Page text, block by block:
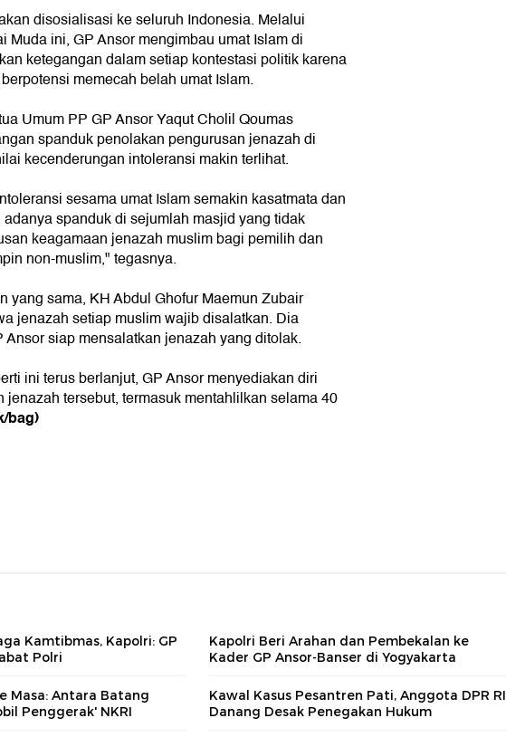
disosialisasi ke seluruh Indonesia. Melalui
Muda ini, GP Ansor mengimbau umat Islam di
ketegangan dalam setiap kontestasi politik karena
memecah belah umat Islam.
Umum PP GP Ansor Yaqut Cholil Qoumas
spanduk penolakan pengurusan jenazah di
kecenderungan intoleransi makin terlihat.
sesama umat Islam semakin kasatmata dan
spanduk di sejumlah masjid yang tidak
keagamaan jenazah muslim bagi pemilih dan
non-muslim," tegasnya.
yang sama, KH Abdul Ghofur Maemun Zubair
jenazah setiap muslim wajib disalatkan. Dia
Ansor siap mensalatkan jenazah yang ditolak.
ini terus berlanjut, GP Ansor menyediakan diri
jenazah tersebut, termasuk mentahlilkan selama 40
bag)
Kamtibmas, Kapolri: GP
Polri
Kapolri Beri Arahan dan Pembekalan ke
Kader GP Ansor-Banser di Yogyakarta
Masa: Antara Batang
Penggerak' NKRI
Kawal Kasus Pesantren Pati, Anggota DPR RI
Danang Desak Penegakan Hukum